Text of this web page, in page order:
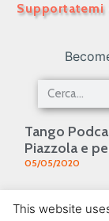
Supportatemi
Tango
Piazzola e
05/05/2020
TANGO
This website